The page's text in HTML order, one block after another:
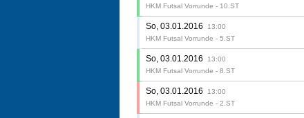
HKM Futsal Vorrunde - 10.ST
So, 03.01.2016
13:00
HKM Futsal Vorrunde - 5.ST
So, 03.01.2016
13:00
HKM Futsal Vorrunde - 8.ST
So, 03.01.2016
13:00
HKM Futsal Vorrunde - 2.ST